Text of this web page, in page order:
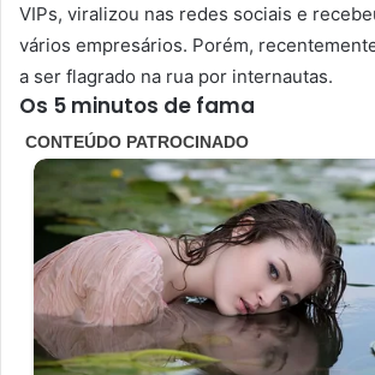
VIPs, viralizou nas redes sociais e
vários empresários. Porém,
a ser flagrado na rua por internautas.
Os 5 minutos de fama